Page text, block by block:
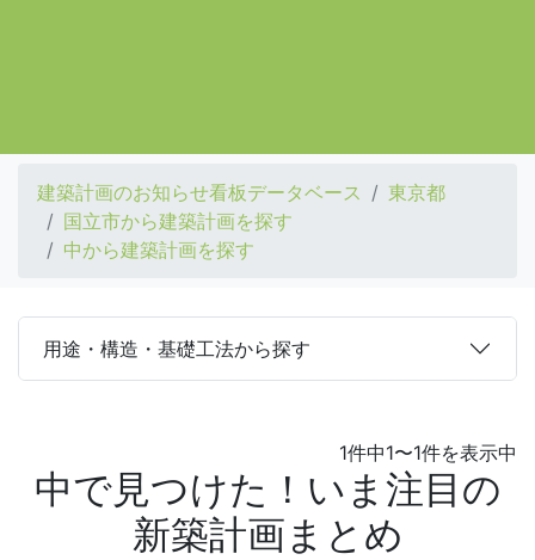
建築計画のお知らせ看板データベース
東京都
国立市から建築計画を探す
中から建築計画を探す
用途・構造・基礎工法から探す
1件中1〜1件を表示中
中で見つけた！いま注目の
新築計画まとめ